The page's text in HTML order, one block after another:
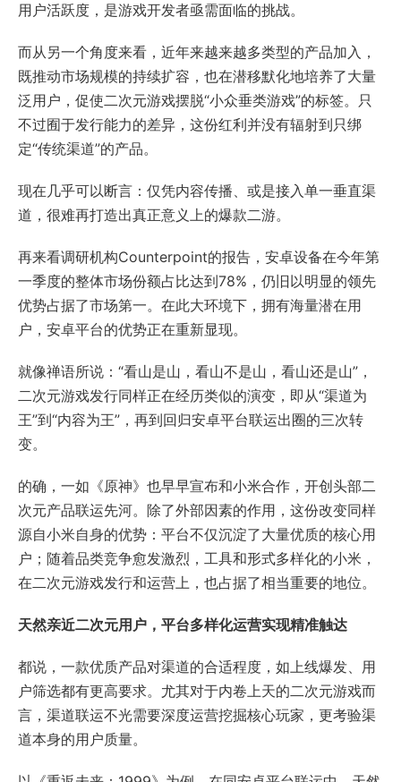
用户活跃度，是游戏开发者亟需面临的挑战。
而从另一个角度来看，近年来越来越多类型的产品加入，
既推动市场规模的持续扩容，也在潜移默化地培养了大量
泛用户，促使二次元游戏摆脱“小众垂类游戏”的标签。只
不过囿于发行能力的差异，这份红利并没有辐射到只绑
定“传统渠道”的产品。
现在几乎可以断言：仅凭内容传播、或是接入单一垂直渠
道，很难再打造出真正意义上的爆款二游。
再来看调研机构Counterpoint的报告，安卓设备在今年第
一季度的整体市场份额占比达到78%，仍旧以明显的领先
优势占据了市场第一。在此大环境下，拥有海量潜在用
户，安卓平台的优势正在重新显现。
就像禅语所说：“看山是山，看山不是山，看山还是山”，
二次元游戏发行同样正在经历类似的演变，即从“渠道为
王”到“内容为王”，再到回归安卓平台联运出圈的三次转
变。
的确，一如《原神》也早早宣布和小米合作，开创头部二
次元产品联运先河。除了外部因素的作用，这份改变同样
源自小米自身的优势：平台不仅沉淀了大量优质的核心用
户；随着品类竞争愈发激烈，工具和形式多样化的小米，
在二次元游戏发行和运营上，也占据了相当重要的地位。
天然亲近二次元用户，平台多样化运营实现精准触达
都说，一款优质产品对渠道的合适程度，如上线爆发、用
户筛选都有更高要求。尤其对于内卷上天的二次元游戏而
言，渠道联运不光需要深度运营挖掘核心玩家，更考验渠
道本身的用户质量。